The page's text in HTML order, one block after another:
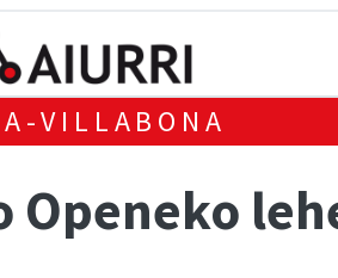
VILLABONA
Openeko